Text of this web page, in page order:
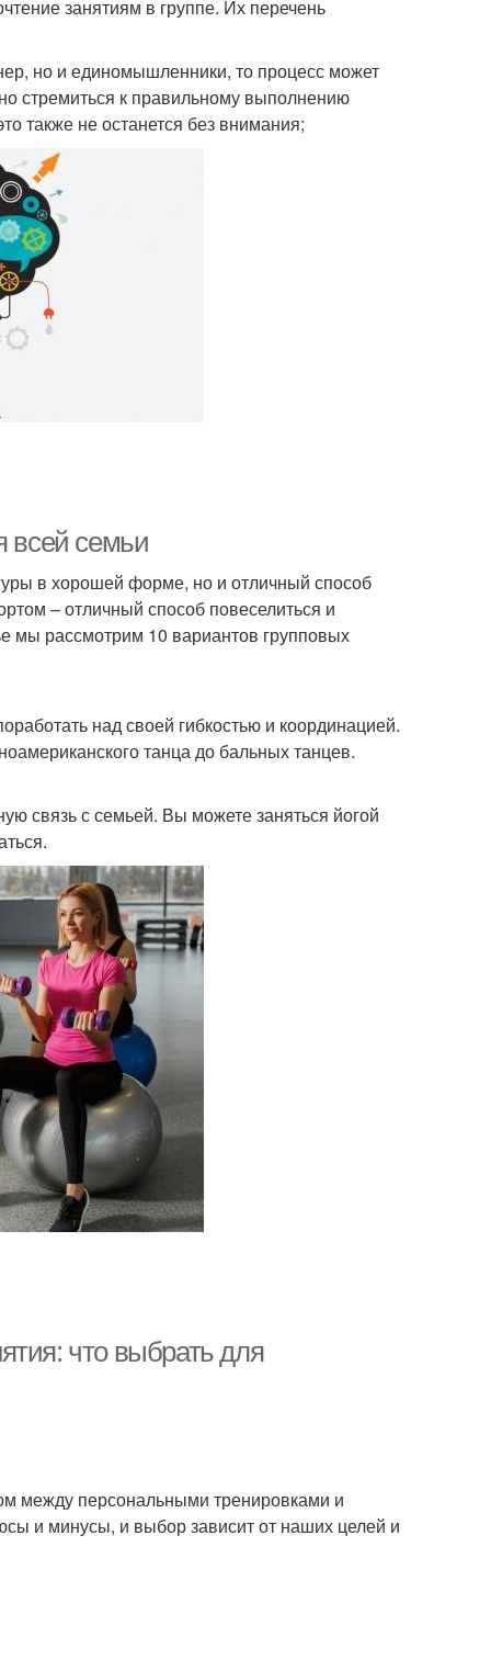
занятиям в группе. Их перечень
но и единомышленники, то процесс может
стремиться к правильному выполнению
также не останется без внимания;
всей семьи
в хорошей форме, но и отличный способ
– отличный способ повеселиться и
мы рассмотрим 10 вариантов групповых
над своей гибкостью и координацией.
танца до бальных танцев.
связь с семьей. Вы можете заняться йогой
что выбрать для
между персональными тренировками и
и минусы, и выбор зависит от наших целей и